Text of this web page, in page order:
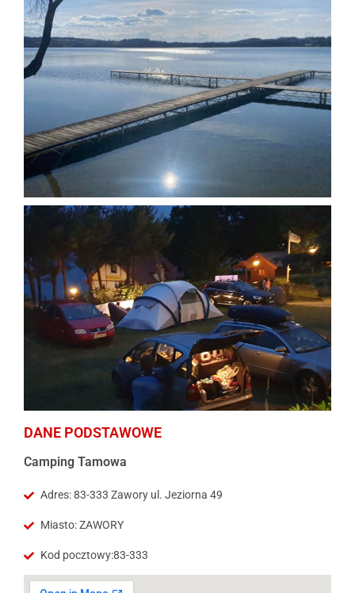
DANE PODSTAWOWE
Camping Tamowa
Adres: 83-333 Zawory ul. Jeziorna 49
Miasto: ZAWORY
Kod pocztowy:83-333